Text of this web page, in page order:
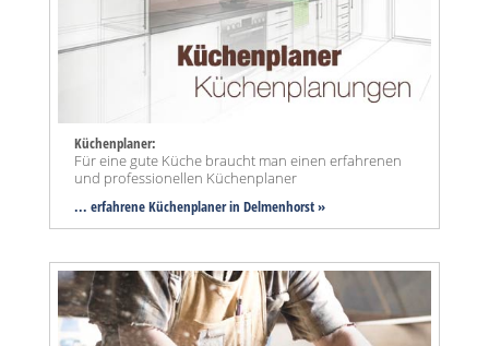
Küchenplaner:
Für eine gute Küche braucht man einen erfahrenen
und professionellen Küchenplaner
... erfahrene Küchenplaner in Delmenhorst »